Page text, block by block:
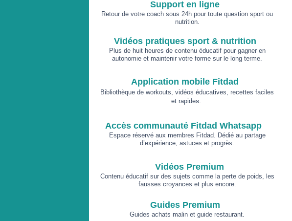
Support en ligne
Retour de votre coach sous 24h pour toute question sport ou
nutrition.
Vidéos pratiques sport & nutrition
Plus de huit heures de contenu éducatif pour gagner en
autonomie et maintenir votre forme sur le long terme.
Application mobile Fitdad
Bibliothèque de workouts, vidéos éducatives, recettes faciles
et rapides.
Accès communauté Fitdad Whatsapp
Espace réservé aux membres Fitdad. Dédié au partage
d’expérience, astuces et progrès.
Vidéos Premium
Contenu éducatif sur des sujets comme la perte de poids, les
fausses croyances et plus encore.
Guides Premium
Guides achats malin et guide restaurant.